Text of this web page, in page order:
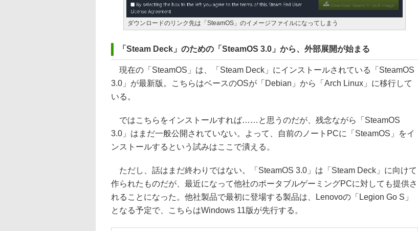
ダウンロードのリンク先は「SteamOS」のイメージファイルになってしまう
「Steam Deck」のための「SteamOS 3.0」から、外部展開が始まる
現在の「SteamOS」は、「Steam Deck」にインストールされている「SteamOS
3.0」が最新版。こちらはベースのOSが「Debian」から「Arch Linux」に移行して
いる。
ではこちらをインストールすれば……と思うのだが、残念ながら「SteamOS
3.0」はまだ一般公開されていない。よって、自前のノートPCに「SteamOS」をイ
ンストールするという試みはここで潰える。
ただし、話はまだ終わりではない。「SteamOS 3.0」は「Steam Deck」に向けて
作られたものだが、最近になって他社のポータブルゲーミングPCに対しても提供さ
れることになった。他社製品で最初に登場する製品は、Lenovoの「Legion Go S」
となる予定で、こちらはWindows 11版が先行する。